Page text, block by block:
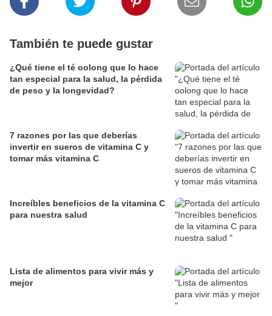
También te puede gustar
¿Qué tiene el té oolong que lo hace
tan especial para la salud, la pérdida
de peso y la longevidad?
7 razones por las que deberías
invertir en sueros de vitamina C y
tomar más vitamina C
Increíbles beneficios de la vitamina C
para nuestra salud
Lista de alimentos para vivir más y
mejor